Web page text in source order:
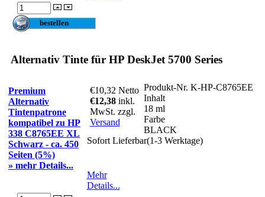
Alternativ Tinte für HP DeskJet 5700 Series
Premium
Alternativ
Tintenpatrone
kompatibel zu HP
338 C8765EE XL
Schwarz - ca. 450
Seiten (5%)
» mehr Details...
€10,32 Netto
€12,38 inkl.
MwSt. zzgl.
Versand
Produkt-Nr. K-HP-C8765EE
Inhalt
18 ml
Farbe
BLACK
Sofort Lieferbar(1-3 Werktage)
Mehr
Details...